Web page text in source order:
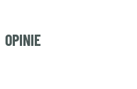
OPINIE